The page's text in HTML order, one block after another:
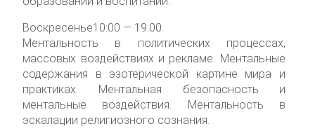
Воскресенье10:00 — 19:00
Ментальность в политических процессах,
массовых воздействиях и рекламе. Ментальные
содержания в эзотерической картине мира и
практиках. Ментальная безопасность и
ментальные воздействия. Ментальность в
эскалации религиозного сознания.